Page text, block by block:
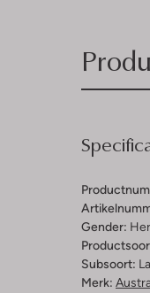
Gender:
Subsoort:
Merk: